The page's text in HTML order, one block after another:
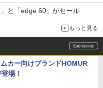
と「edge 60」がセール
もっと見る
カー向けブランドHOMUR
場！